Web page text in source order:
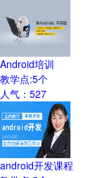
Android培训
教学点:5个
人气： 527
android开发课程